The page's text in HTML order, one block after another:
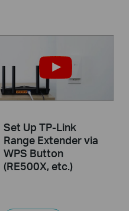
Set Up TP-Link
Range Extender via
WPS Button
(RE500X, etc.)